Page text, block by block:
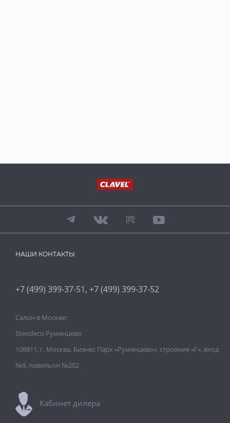
НАШИ КОНТАКТЫ
+7 (499) 399-37-51, +7 (499) 399-37-52
Салон в Москве:
Stendeco Румянцево
108811, г. Москва, Бизнес Парк «Румянцево», строение «Г», вход
№9, павильон №202
Кабинет дилера